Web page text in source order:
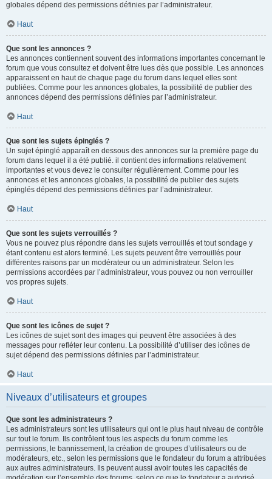
globales dépend des permissions définies par l’administrateur.
Haut
Que sont les annonces ?
Les annonces contiennent souvent des informations importantes concernant le
forum que vous consultez et doivent être lues dès que possible. Les annonces
apparaissent en haut de chaque page du forum dans lequel elles sont
publiées. Comme pour les annonces globales, la possibilité de publier des
annonces dépend des permissions définies par l’administrateur.
Haut
Que sont les sujets épinglés ?
Un sujet épinglé apparaît en dessous des annonces sur la première page du
forum dans lequel il a été publié. il contient des informations relativement
importantes et vous devez le consulter régulièrement. Comme pour les
annonces et les annonces globales, la possibilité de publier des sujets
épinglés dépend des permissions définies par l’administrateur.
Haut
Que sont les sujets verrouillés ?
Vous ne pouvez plus répondre dans les sujets verrouillés et tout sondage y
étant contenu est alors terminé. Les sujets peuvent être verrouillés pour
différentes raisons par un modérateur ou un administrateur. Selon les
permissions accordées par l’administrateur, vous pouvez ou non verrouiller
vos propres sujets.
Haut
Que sont les icônes de sujet ?
Les icônes de sujet sont des images qui peuvent être associées à des
messages pour refléter leur contenu. La possibilité d’utiliser des icônes de
sujet dépend des permissions définies par l’administrateur.
Haut
Niveaux d’utilisateurs et groupes
Que sont les administrateurs ?
Les administrateurs sont les utilisateurs qui ont le plus haut niveau de contrôle
sur tout le forum. Ils contrôlent tous les aspects du forum comme les
permissions, le bannissement, la création de groupes d’utilisateurs ou de
modérateurs, etc., selon les permissions que le fondateur du forum a attribuées
aux autres administrateurs. Ils peuvent aussi avoir toutes les capacités de